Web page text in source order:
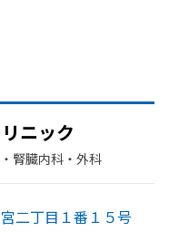
ニック
腎臓内科・外科
二丁目１番１５号